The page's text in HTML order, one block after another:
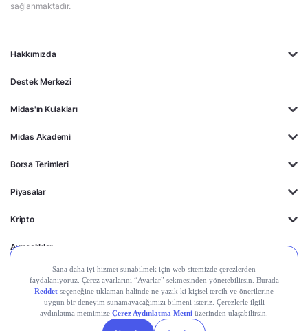
Hakkımızda
Destek Merkezi
Midas'ın Kulakları
Midas Akademi
Borsa Terimleri
Piyasalar
Kripto
Ayrıcalıklar
sağlanmaktadır.
Kişisel Verilerin
Gizlilik
Politikası
Yasal
Duyurular
Çerez